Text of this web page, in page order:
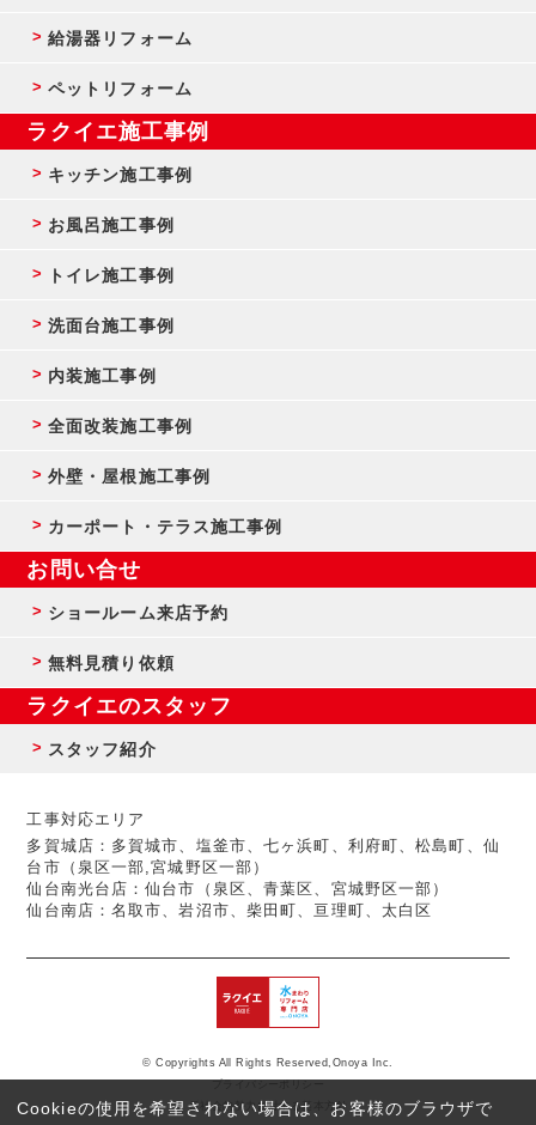
Cookieの使用を希望されない場合は、お客様のブラウザで
反社会的勢力に対する基本方針
© Copyrights All Rights Reserved,Onoya Inc.
給湯器リフォーム
ペットリフォーム
ラクイエ施工事例
キッチン施工事例
お風呂施工事例
トイレ施工事例
洗面台施工事例
内装施工事例
全面改装施工事例
外壁・屋根施工事例
カーポート・テラス施工事例
お問い合せ
ショールーム来店予約
無料見積り依頼
ラクイエのスタッフ
スタッフ紹介
工事対応エリア
多賀城店：多賀城市、塩釜市、七ヶ浜町、利府町、松島町、仙
台市（泉区一部,宮城野区一部）
仙台南光台店：仙台市（泉区、青葉区、宮城野区一部）
仙台南店：名取市、岩沼市、柴田町、亘理町、太白区